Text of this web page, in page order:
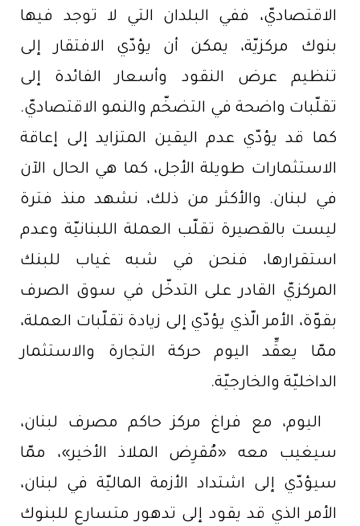
الاقتصاديّ، ففي البلدان التي لا توجد فيها
بنوك مركزيّة، يمكن أن يؤدّي الافتقار إلى
تنظيم عرض النقود وأسعار الفائدة إلى
تقلّبات واضحة في التضخّم والنمو الاقتصاديّ.
كما قد يؤدّي عدم اليقين المتزايد إلى إعاقة
الاستثمارات طويلة الأجل، كما هي الحال الآن
في لبنان. والأكثر من ذلك، نشهد منذ فترة
ليست بالقصيرة تقلّب العملة اللبنانيّة وعدم
استقرارها، فنحن في شبه غياب للبنك
المركزيّ القادر على التدخّل في سوق الصرف
بقوّة، الأمر الّذي يؤدّي إلى زيادة تقلّبات العملة،
ممّا يعقِّد اليوم حركة التجارة والاستثمار
الداخليّة والخارجيّة.
اليوم، مع فراغ مركز حاكم مصرف لبنان،
سيغيب معه «مُقرِض الملاذ الأخير»، ممّا
سيؤدّي إلى اشتداد الأزمة الماليّة في لبنان،
الأمر الذي قد يقود إلى تدهور متسارع للبنوك